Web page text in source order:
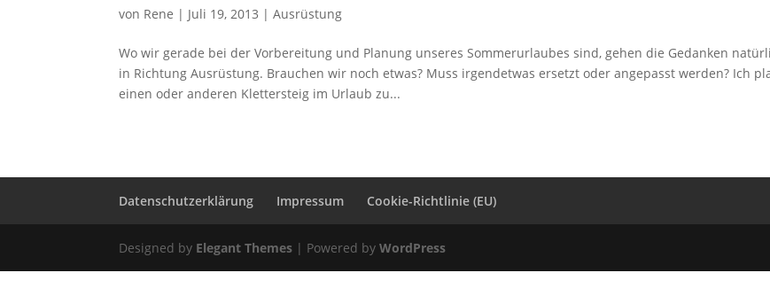
von Rene | Juli 19, 2013 |Ausrüstung
Wo wir gerade bei der Vorbereitung und Planung unseres Sommerurlaubes sind, gehen die Gedanken
in Richtung Ausrüstung. Brauchen wir noch etwas? Muss irgendetwas ersetzt oder angepasst werden? Ich
einen oder anderen Klettersteig im Urlaub zu...
Datenschutzerklärung Impressum Cookie-Richtlinie (EU)
Designed by Elegant Themes | Powered byWordPress